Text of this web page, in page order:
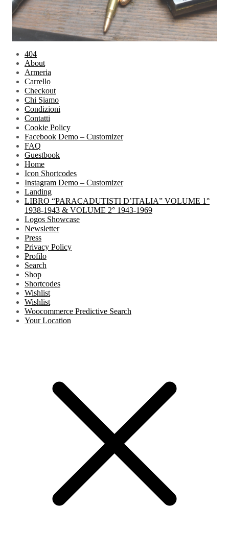
404
About
Armeria
Carrello
Checkout
Chi Siamo
Condizioni
Contatti
Cookie Policy
Facebook Demo – Customizer
FAQ
Guestbook
Home
Icon Shortcodes
Instagram Demo – Customizer
Landing
LIBRO “PARACADUTISTI D’ITALIA” VOLUME 1°
1938-1943 & VOLUME 2° 1943-1969
Logos Showcase
Newsletter
Press
Privacy Policy
Profilo
Search
Shop
Shortcodes
Wishlist
Wishlist
Woocommerce Predictive Search
Your Location